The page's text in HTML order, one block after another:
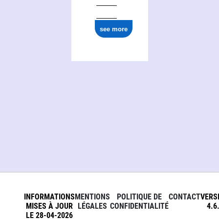
see more
INFORMATIONS
MISES À JOUR
LE 28-04-2026
MENTIONS
LÉGALES
POLITIQUE DE
CONFIDENTIALITÉ
CONTACT